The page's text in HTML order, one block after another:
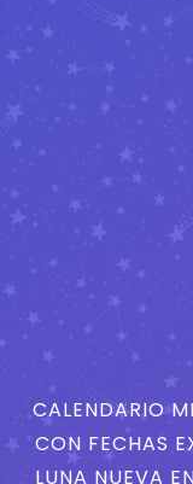
CALENDARIO
CON FECHAS
LUNA NUEVA